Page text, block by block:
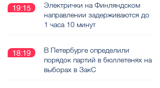
19:15
Электрички на Финляндском
направлении задерживаются до
1 часа 10 минут
18:19
В Петербурге определили
порядок партий в бюллетенях на
выборах в ЗакС